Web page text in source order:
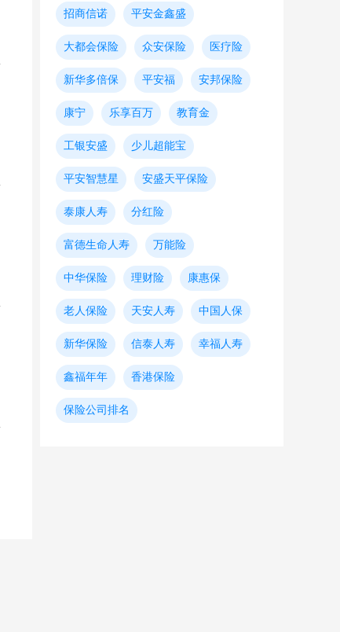
招商信诺 平安金鑫盛
大都会保险 众安保险 医疗险
新华多倍保 平安福 安邦保险
康宁 乐享百万 教育金
工银安盛 少儿超能宝
平安智慧星 安盛天平保险
泰康人寿 分红险
富德生命人寿 万能险
中华保险 理财险 康惠保
老人保险 天安人寿 中国人保
新华保险 信泰人寿 幸福人寿
鑫福年年 香港保险
保险公司排名